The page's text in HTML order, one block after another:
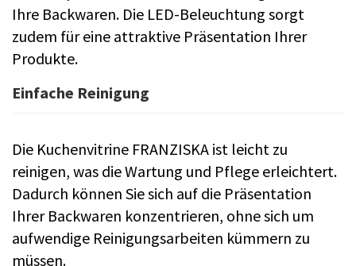
Ihre Backwaren. Die LED-Beleuchtung sorgt
zudem für eine attraktive Präsentation Ihrer
Produkte.
Einfache Reinigung
Die Kuchenvitrine FRANZISKA ist leicht zu
reinigen, was die Wartung und Pflege erleichtert.
Dadurch können Sie sich auf die Präsentation
Ihrer Backwaren konzentrieren, ohne sich um
aufwendige Reinigungsarbeiten kümmern zu
müssen.